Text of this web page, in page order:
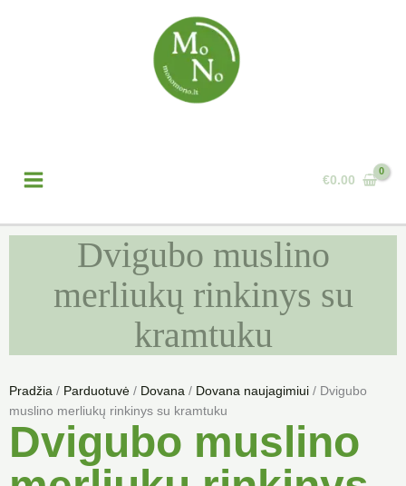
€0.00
Dvigubo muslino
merliukų rinkinys su
kramtuku
Pradžia / Parduotuvė / Dovana / Dovana naujagimiui / Dvigubo
muslino merliukų rinkinys su kramtuku
Dvigubo muslino